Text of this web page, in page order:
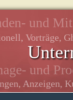
und
Vorträge,
und
Anzeigen,